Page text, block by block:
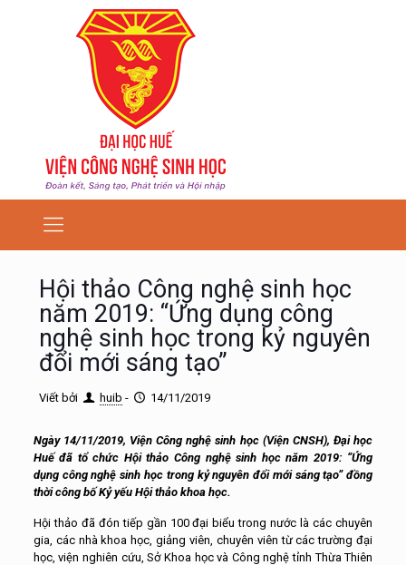
Hội thảo Công nghệ sinh học
năm 2019: “Ứng dụng công
nghệ sinh học trong kỷ nguyên
đổi mới sáng tạo”
Viết bởi huib - 14/11/2019
Ngày 14/11/2019, Viện Công nghệ sinh học (Viện CNSH), Đại học
Huế đã tổ chức Hội thảo Công nghệ sinh học năm 2019: “Ứng
dụng công nghệ sinh học trong kỷ nguyên đổi mới sáng tạo” đồng
thời công bố Kỷ yếu Hội thảo khoa học.
Hội thảo đã đón tiếp gần 100 đại biểu trong nước là các chuyên
gia, các nhà khoa học, giảng viên, chuyên viên từ các trường đại
học, viện nghiên cứu, Sở Khoa học và Công nghệ tỉnh Thừa Thiên